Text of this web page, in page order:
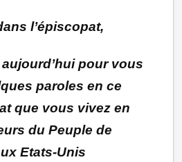
l’épiscopat,
pour vous
paroles en ce
que vous vivez en
du Peuple de
Etats-Unis